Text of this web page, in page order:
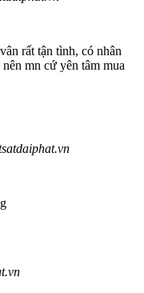
rất tận tình, có nhân
mn cứ yên tâm mua